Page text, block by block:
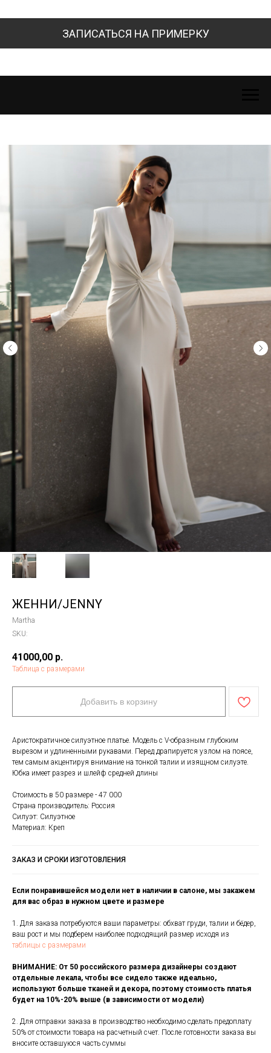
ЗАПИСАТЬСЯ НА ПРИМЕРКУ
ЖЕННИ/JENNY
Martha
SKU:
41000,00 р.
Таблица с размерами
Добавить в корзину
Аристократичное силуэтное платье. Модель с V-образным глубоким
вырезом и удлиненными рукавами. Перед драпируется узлом на поясе,
тем самым акцентируя внимание на тонкой талии и изящном силуэте.
Юбка имеет разрез и шлейф средней длины
Стоимость в 50 размере - 47 000
Страна производитель: Россия
Силуэт: Силуэтное
Материал: Креп
ЗАКАЗ И СРОКИ ИЗГОТОВЛЕНИЯ
Если понравившейся модели нет в наличии в салоне, мы закажем
для вас образ в нужном цвете и размере
1. Для заказа потребуются ваши параметры: обхват груди, талии и бёдер,
ваш рост и мы подберем наиболее подходящий размер исходя из
таблицы с размерами
ВНИМАНИЕ: От 50 российского размера дизайнеры создают
отдельные лекала, чтобы все сидело также идеально,
используют больше тканей и декора, поэтому стоимость платья
будет на 10%-20% выше (в зависимости от модели)
2. Для отправки заказа в производство необходимо сделать предоплату
50% от стоимости товара на расчетный счет. После готовности заказа вы
вносите оставшуюся часть суммы